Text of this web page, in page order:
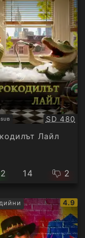
SUB SD 480
Лайл
14 2
IMDb
4.9